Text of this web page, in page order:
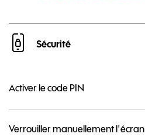
Sécurité
Activer le code PIN
Verrouiller manuellement l'écran